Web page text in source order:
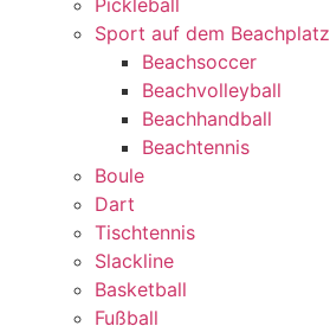
Pickleball
Sport auf dem Beachplatz
Beachsoccer
Beachvolleyball
Beachhandball
Beachtennis
Boule
Dart
Tischtennis
Slackline
Basketball
Fußball